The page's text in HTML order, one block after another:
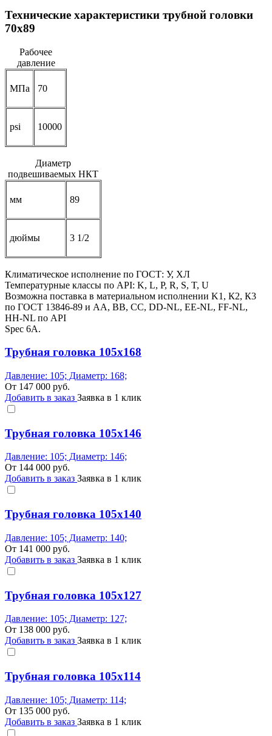
Технические характеристики трубной головки
70x89
Рабочее
давление
МПа 70
psi 10000
Диаметр
подвешиваемых НКТ
мм 89
дюймы 3 1/2
Климатическое исполнение по ГОСТ: У, ХЛ
Температурные классы по API: K, L, P, R, S, T, U
Возможна поставка в материальном исполнении K1, К2, К3
по ГОСТ 13846-89 и AA, BB, СС, DD-NL, EE-NL, FF-NL,
HH-NL по API
Spec 6A.
Трубная головка 105x168
Давление: 105; Диаметр: 168;
От 147 000 руб.
Добавить в заказ Заявка в 1 клик
Трубная головка 105x146
Давление: 105; Диаметр: 146;
От 144 000 руб.
Добавить в заказ Заявка в 1 клик
Трубная головка 105x140
Давление: 105; Диаметр: 140;
От 141 000 руб.
Добавить в заказ Заявка в 1 клик
Трубная головка 105x127
Давление: 105; Диаметр: 127;
От 138 000 руб.
Добавить в заказ Заявка в 1 клик
Трубная головка 105x114
Давление: 105; Диаметр: 114;
От 135 000 руб.
Добавить в заказ Заявка в 1 клик